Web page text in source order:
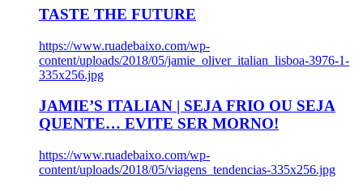
TASTE THE FUTURE
https://www.ruadebaixo.com/wp-
content/uploads/2018/05/jamie_oliver_italian_lisboa-3976-1-
335x256.jpg
JAMIE’S ITALIAN | SEJA FRIO OU SEJA
QUENTE… EVITE SER MORNO!
https://www.ruadebaixo.com/wp-
content/uploads/2018/05/viagens_tendencias-335x256.jpg